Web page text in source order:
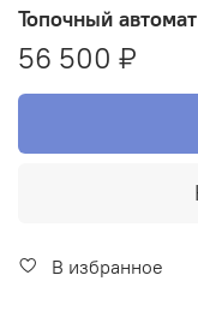
Топочный
56 500 ₽
В избранное